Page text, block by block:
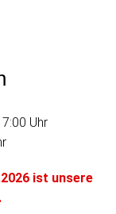
Uhr
ist unsere